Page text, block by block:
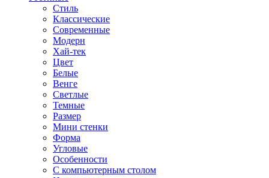
Стиль
Классические
Современные
Модерн
Хай-тек
Цвет
Белые
Венге
Светлые
Темные
Размер
Мини стенки
Форма
Угловые
Особенности
С компьютерным столом